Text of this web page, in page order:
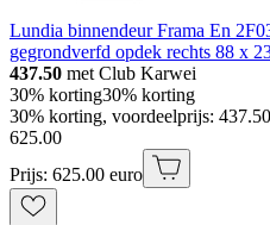
Lundia binnendeur Frama En
gegrondverfd opdek rechts 88 x
437.50 met Club Karwei
30% korting30% korting
30% korting, voordeelprijs:
625.00
Prijs: 625.00 euro